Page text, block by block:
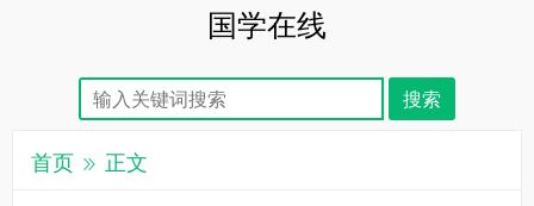
国学在线
首页 正文